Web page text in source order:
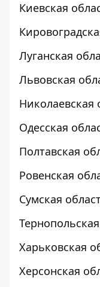
Киевская
Луганская
Львовская
Николаевская
Одесская
Полтавская
Ровенская
Сумская
Харьковская
Херсонская